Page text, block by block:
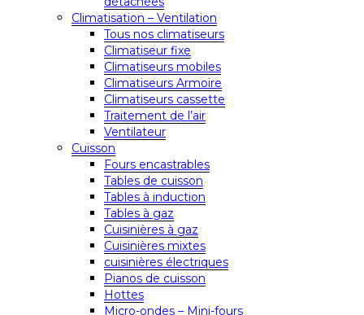
Climatisation – Ventilation
Tous nos climatiseurs
Climatiseur fixe
Climatiseurs mobiles
Climatiseurs Armoire
Climatiseurs cassette
Traitement de l’air
Ventilateur
Cuisson
Fours encastrables
Tables de cuisson
Tables à induction
Tables à gaz
Cuisinières à gaz
Cuisinières mixtes
cuisinières électriques
Pianos de cuisson
Hottes
Micro-ondes – Mini-fours